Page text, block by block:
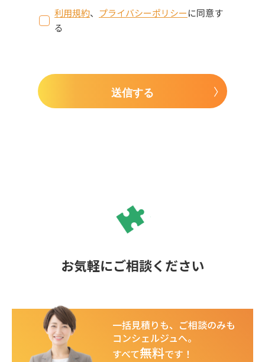
利用規約、 プライバシーポリシーに同意す
る
送信する
お気軽にご相談ください
一括見積りも、ご相談のみも
コンシェルジュへ。
すべて無料です！